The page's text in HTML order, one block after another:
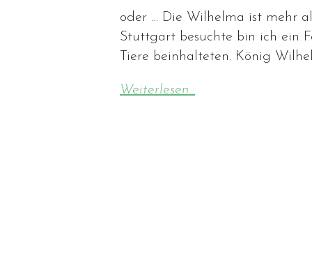
oder … Die Wilhelma ist mehr
Stuttgart besuchte bin ich ein
Tiere beinhalteten. König
Weiterlesen...